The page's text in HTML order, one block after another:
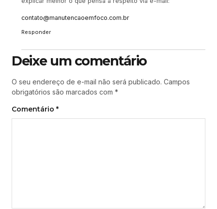
contato@manutencaoemfoco.com.br
Responder
Deixe um comentário
O seu endereço de e-mail não será publicado. Campos
obrigatórios são marcados com *
Comentário *